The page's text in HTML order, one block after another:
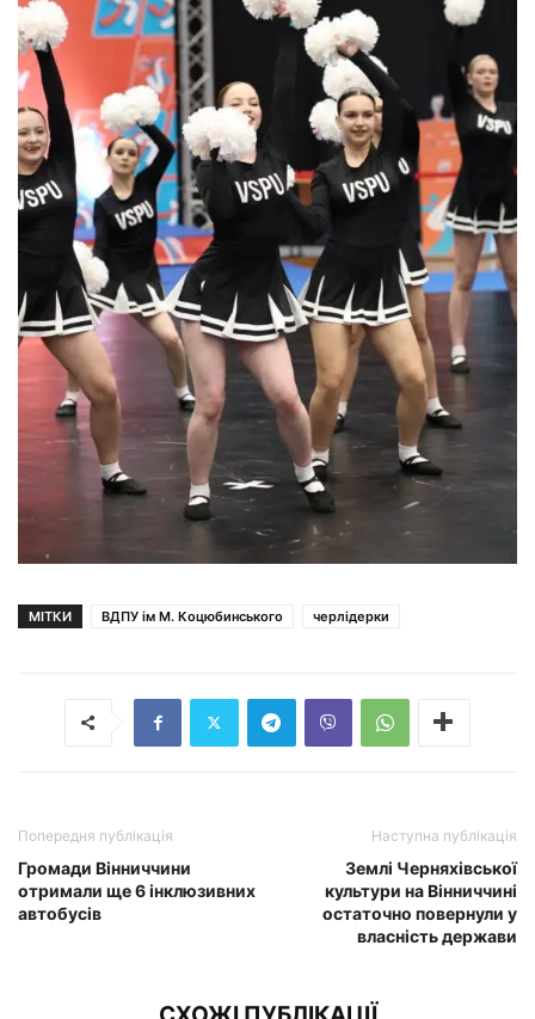
МІТКИ ВДПУ ім М. Коцюбинського черлідерки
Попередня публікація
Громади Вінниччини
отримали ще 6 інклюзивних
автобусів
Наступна публікація
Землі Черняхівської
культури на Вінниччині
остаточно повернули у
власність держави